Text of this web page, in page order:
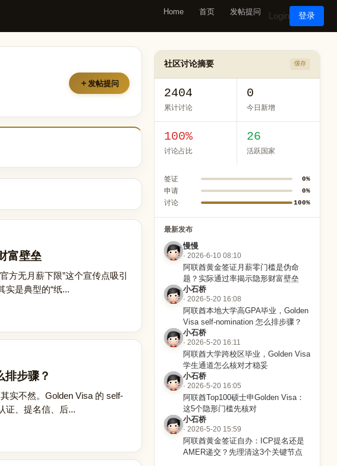
Home 首页 发帖提问 Login 登录
发帖提问
富壁垒
方无月薪下限”这个宣传点吸引
实是典型的“纸...
排步骤？
实不然。Golden Visa 的 self-
证、提名信、后...
社区讨论摘要 缓存
2404
累计讨论
0
今日新增
100%
讨论占比
26
活跃国家
签证 0%
申请 0%
讨论 100%
最新发布
慢慢
· 2026-6-10 08:10
阿联酋黄金签证月薪零门槛是伪命
题？实际通过率揭示隐形财富壁垒
小石桥
· 2026-5-20 16:08
阿联酋本地大学高GPA毕业，Golden
Visa self-nomination 怎么排步骤？
小石桥
· 2026-5-20 16:11
阿联酋大学跨校区毕业，Golden Visa
学生通道怎么核对才稳妥
小石桥
· 2026-5-20 16:05
阿联酋Top100硕士申Golden Visa：
这5个隐形门槛先核对
小石桥
· 2026-5-20 15:59
阿联酋黄金签证自办：ICP提名还是
AMER递交？先理清这3个关键节点